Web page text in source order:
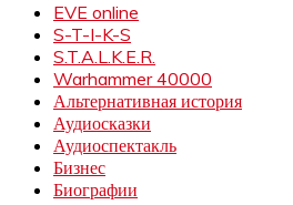
EVE online
S-T-I-K-S
S.T.A.L.K.E.R.
Warhammer 40000
Альтернативная история
Аудиосказки
Аудиоспектакль
Бизнес
Биографии